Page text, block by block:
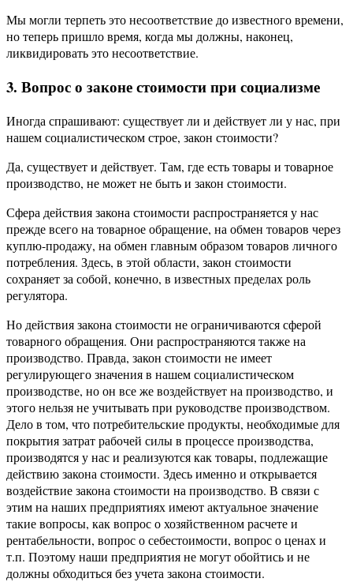
Мы могли терпеть это несоответствие до известного времени,
но теперь пришло время, когда мы должны, наконец,
ликвидировать это несоответствие.
3. Вопрос о законе стоимости при социализме
Иногда спрашивают: существует ли и действует ли у нас, при
нашем социалистическом строе, закон стоимости?
Да, существует и действует. Там, где есть товары и товарное
производство, не может не быть и закон стоимости.
Сфера действия закона стоимости распространяется у нас
прежде всего на товарное обращение, на обмен товаров через
куплю-продажу, на обмен главным образом товаров личного
потребления. Здесь, в этой области, закон стоимости
сохраняет за собой, конечно, в известных пределах роль
регулятора.
Но действия закона стоимости не ограничиваются сферой
товарного обращения. Они распространяются также на
производство. Правда, закон стоимости не имеет
регулирующего значения в нашем социалистическом
производстве, но он все же воздействует на производство, и
этого нельзя не учитывать при руководстве производством.
Дело в том, что потребительские продукты, необходимые для
покрытия затрат рабочей силы в процессе производства,
производятся у нас и реализуются как товары, подлежащие
действию закона стоимости. Здесь именно и открывается
воздействие закона стоимости на производство. В связи с
этим на наших предприятиях имеют актуальное значение
такие вопросы, как вопрос о хозяйственном расчете и
рентабельности, вопрос о себестоимости, вопрос о ценах и
т.п. Поэтому наши предприятия не могут обойтись и не
должны обходиться без учета закона стоимости.